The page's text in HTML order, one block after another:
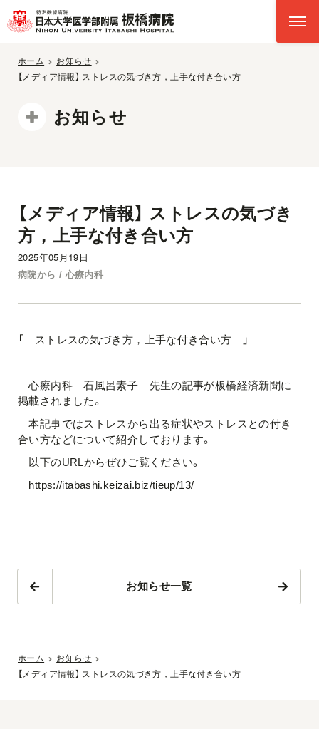
ホーム
お知らせ
【メディア情報】 ストレスの気づき方，上手な付き合い方
お知らせ
【メディア情報】 ストレスの気づき
方，上手な付き合い方
2025年05月19日
病院から / 心療内科
「 ストレスの気づき方，上手な付き合い方 」
心療内科 石風呂素子 先生の記事が板橋経済新聞に
掲載されました。
本記事ではストレスから出る症状やストレスとの付き
合い方などについて紹介しております。
以下のURLからぜひご覧ください。
https://itabashi.keizai.biz/tieup/13/
お知らせ一覧
ホーム
お知らせ
【メディア情報】 ストレスの気づき方，上手な付き合い方